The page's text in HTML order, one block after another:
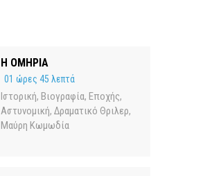
Η ΟΜΗΡΙΑ
01 ώρες 45 λεπτά
Ιστορική, Βιογραφία, Εποχής,
Αστυνομική, Δραματικό Θριλερ,
Μαύρη Κωμωδία